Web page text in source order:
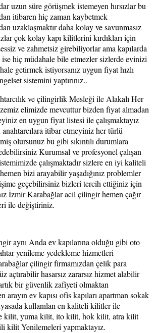
uzun süre görüşmek istemeyen hırsızlar bu
itibaren hiç zaman kaybetmek
uzaklaşmaktır daha kolay ve savunmasız
çok kolay kapı kilitlerini kırdıkları için
ve zahmetsiz girebiliyorlar ama kapılarda
ise hiç müdahale bile etmezler sizlerde evinizi
getirmek istiyorsanız uygun fiyat hızlı
sistemini yaptırınız..
ve çilingirlik Mesleği ile Alakalı Her
elimizde mevcuttur bizden fiyat almadan
en uygun fiyat listesi ile çalışmaktayız
anahtarcılara itibar etmeyiniz her türlü
olursunuz bu gibi sıkıntılı durumlara
Kurumsal ve profesyonel çalışan
çalışmaktadır sizlere en iyi kaliteli
bizi arayabilir yaşadığınız problemler
geçebilirsiniz bizleri tercih ettiğiniz için
İzmir Karabağlar acil çilingir hemen çağır
ile değiştiriniz.
aynı Anda ev kapılarına olduğu gibi oto
yenileme yedekleme hizmetleri
çilingir firmamızdan çelik para
açtırabilir hasarsız zararsız hizmet alabilir
bir güvenlik zafiyeti olmaktan
ev kapısı ofis kapıları apartman sokak
kullanılan en kaliteli kilitler ile
kilit, yuma kilit, ito kilit, hok kilit, atra kilit
kilit Yenilemeleri yapmaktayız.